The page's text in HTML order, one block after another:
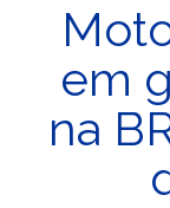
em
na